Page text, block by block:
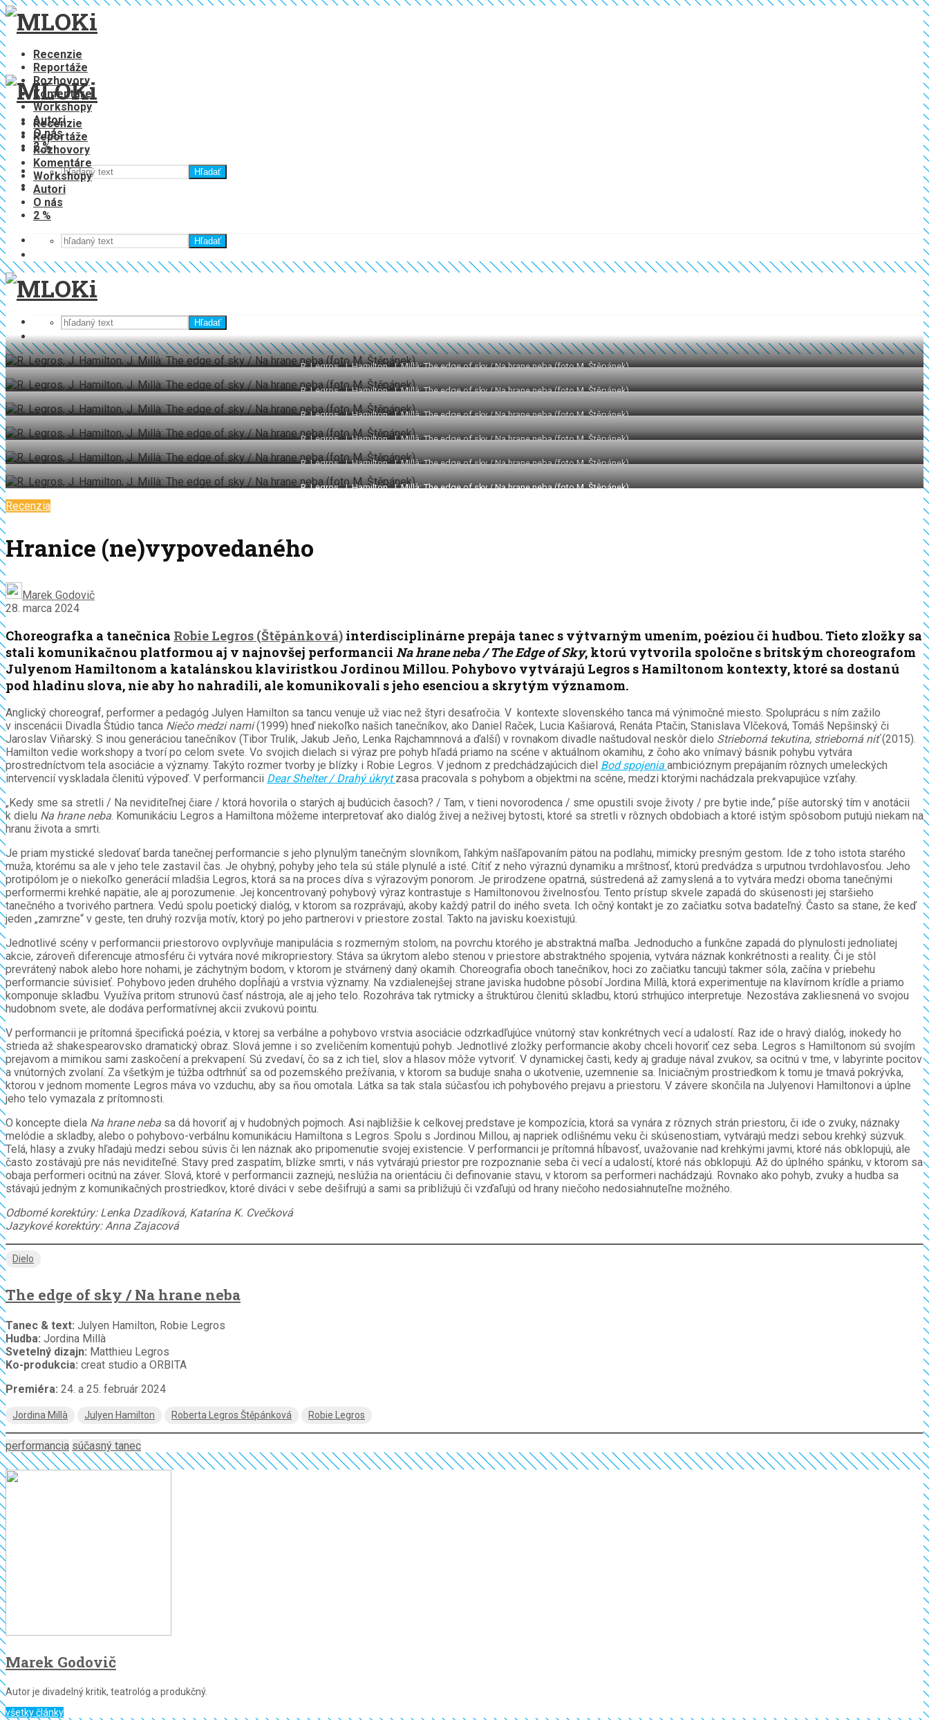
Recenzie
Reportáže
Rozhovory
Komentáre
Workshopy
Autori
O nás
2 %
Hľadať
Recenzie
Reportáže
Rozhovory
Komentáre
Workshopy
Autori
O nás
2 %
Hľadať
Hľadať
R. Legros, J. Hamilton, J. Millà: The edge of sky / Na hrane neba (foto M. Štěpánek)
R. Legros, J. Hamilton, J. Millà: The edge of sky / Na hrane neba (foto M. Štěpánek)
R. Legros, J. Hamilton, J. Millà: The edge of sky / Na hrane neba (foto M. Štěpánek)
R. Legros, J. Hamilton, J. Millà: The edge of sky / Na hrane neba (foto M. Štěpánek)
R. Legros, J. Hamilton, J. Millà: The edge of sky / Na hrane neba (foto M. Štěpánek)
R. Legros, J. Hamilton, J. Millà: The edge of sky / Na hrane neba (foto M. Štěpánek)
Recenzia
Hranice (ne)vypovedaného
Marek Godovič
28. marca 2024
Choreografka a tanečnica Robie Legros (Štěpánková) interdisciplinárne prepája tanec s výtvarným umením, poéziou či hudbou. Tieto zložky sa
stali komunikačnou platformou aj v najnovšej performancii Na hrane neba / The Edge of Sky, ktorú vytvorila spoločne s britským choreografom
Julyenom Hamiltonom a katalánskou klaviristkou Jordinou Millou. Pohybovo vytvárajú Legros s Hamiltonom kontexty, ktoré sa dostanú
pod hladinu slova, nie aby ho nahradili, ale komunikovali s jeho esenciou a skrytým významom.
Anglický choreograf, performer a pedagóg Julyen Hamilton sa tancu venuje už viac než štyri desaťročia. V kontexte slovenského tanca má výnimočné miesto. Spoluprácu s ním zažilo
v inscenácii Divadla Štúdio tanca Niečo medzi nami(1999) hneď niekoľko našich tanečníkov, ako Daniel Raček, Lucia Kašiarová, Renáta Ptačin, Stanislava Vlčeková, Tomáš Nepšinský či
Jaroslav Viňarský. S inou generáciou tanečníkov (Tibor Trulik, Jakub Jeňo, Lenka Rajchamnnová a ďalší) v rovnakom divadle naštudoval neskôr dielo Strieborná tekutina, strieborná niť(2015).
Hamilton vedie workshopy a tvorí po celom svete. Vo svojich dielach si výraz pre pohyb hľadá priamo na scéne v aktuálnom okamihu, z čoho ako vnímavý básnik pohybu vytvára
prostredníctvom tela asociácie a významy. Takýto rozmer tvorby je blízky i Robie Legros. V jednom z predchádzajúcich diel Bod spojenia ambicióznym prepájaním rôznych umeleckých
intervencií vyskladala členitú výpoveď. V performancii Dear Shelter / Drahý úkrytzasa pracovala s pohybom a objektmi na scéne, medzi ktorými nachádzala prekvapujúce vzťahy.
„Kedy sme sa stretli / Na neviditeľnej čiare / ktorá hovorila o starých aj budúcich časoch? / Tam, v tieni novorodenca / sme opustili svoje životy / pre bytie inde,“ píše autorský tím v anotácii
k dielu Na hrane neba. Komunikáciu Legros a Hamiltona môžeme interpretovať ako dialóg živej a neživej bytosti, ktoré sa stretli v rôznych obdobiach a ktoré istým spôsobom putujú niekam na
hranu života a smrti.
Je priam mystické sledovať barda tanečnej performancie s jeho plynulým tanečným slovníkom, ľahkým našľapovaním pätou na podlahu, mimicky presným gestom. Ide z toho istota starého
muža, ktorému sa ale v jeho tele zastavil čas. Je ohybný, pohyby jeho tela sú stále plynulé a isté. Cítiť z neho výraznú dynamiku a mrštnosť, ktorú predvádza s urputnou tvrdohlavosťou. Jeho
protipólom je o niekoľko generácií mladšia Legros, ktorá sa na proces díva s výrazovým ponorom. Je prirodzene opatrná, sústredená až zamyslená a to vytvára medzi oboma tanečnými
performermi krehké napätie, ale aj porozumenie. Jej koncentrovaný pohybový výraz kontrastuje s Hamiltonovou živelnosťou. Tento prístup skvele zapadá do skúsenosti jej staršieho
tanečného a tvorivého partnera. Vedú spolu poetický dialóg, v ktorom sa rozprávajú, akoby každý patril do iného sveta. Ich očný kontakt je zo začiatku sotva badateľný. Často sa stane, že keď
jeden „zamrzne“ v geste, ten druhý rozvíja motív, ktorý po jeho partnerovi v priestore zostal. Takto na javisku koexistujú.
Jednotlivé scény v performancii priestorovo ovplyvňuje manipulácia s rozmerným stolom, na povrchu ktorého je abstraktná maľba. Jednoducho a funkčne zapadá do plynulosti jednoliatej
akcie, zároveň diferencuje atmosféru či vytvára nové mikropriestory. Stáva sa úkrytom alebo stenou v priestore abstraktného spojenia, vytvára náznak konkrétnosti a reality. Či je stôl
prevrátený nabok alebo hore nohami, je záchytným bodom, v ktorom je stvárnený daný okamih. Choreografia oboch tanečníkov, hoci zo začiatku tancujú takmer sóla, začína v priebehu
performancie súvisieť. Pohybovo jeden druhého dopĺňajú a vrstvia významy. Na vzdialenejšej strane javiska hudobne pôsobí Jordina Millà, ktorá experimentuje na klavírnom krídle a priamo
komponuje skladbu. Využíva pritom strunovú časť nástroja, ale aj jeho telo. Rozohráva tak rytmicky a štruktúrou členitú skladbu, ktorú strhujúco interpretuje. Nezostáva zakliesnená vo svojou
hudobnom svete, ale dodáva performatívnej akcii zvukovú pointu.
V performancii je prítomná špecifická poézia, v ktorej sa verbálne a pohybovo vrstvia asociácie odzrkadľujúce vnútorný stav konkrétnych vecí a udalostí. Raz ide o hravý dialóg, inokedy ho
strieda až shakespearovsko dramatický obraz. Slová jemne i so zveličením komentujú pohyb. Jednotlivé zložky performancie akoby chceli hovoriť cez seba. Legros s Hamiltonom sú svojím
prejavom a mimikou sami zaskočení a prekvapení. Sú zvedaví, čo sa z ich tiel, slov a hlasov môže vytvoriť. V dynamickej časti, kedy aj graduje nával zvukov, sa ocitnú v tme, v labyrinte pocitov
a vnútorných zvolaní. Za všetkým je túžba odtrhnúť sa od pozemského prežívania, v ktorom sa buduje snaha o ukotvenie, uzemnenie sa. Iniciačným prostriedkom k tomu je tmavá pokrývka,
ktorou v jednom momente Legros máva vo vzduchu, aby sa ňou omotala. Látka sa tak stala súčasťou ich pohybového prejavu a priestoru. V závere skončila na Julyenovi Hamiltonovi a úplne
jeho telo vymazala z prítomnosti.
O koncepte diela Na hrane neba sa dá hovoriť aj v hudobných pojmoch. Asi najbližšie k celkovej predstave je kompozícia, ktorá sa vynára z rôznych strán priestoru, či ide o zvuky, náznaky
melódie a skladby, alebo o pohybovo-verbálnu komunikáciu Hamiltona s Legros. Spolu s Jordinou Millou, aj napriek odlišnému veku či skúsenostiam, vytvárajú medzi sebou krehký súzvuk.
Telá, hlasy a zvuky hľadajú medzi sebou súvis či len náznak ako pripomenutie svojej existencie. V performancii je prítomná hĺbavosť, uvažovanie nad krehkými javmi, ktoré nás obklopujú, ale
často zostávajú pre nás neviditeľné. Stavy pred zaspatím, blízke smrti, v nás vytvárajú priestor pre rozpoznanie seba či vecí a udalostí, ktoré nás obklopujú. Až do úplného spánku, v ktorom sa
obaja performeri ocitnú na záver. Slová, ktoré v performancii zaznejú, neslúžia na orientáciu či definovanie stavu, v ktorom sa performeri nachádzajú. Rovnako ako pohyb, zvuky a hudba sa
stávajú jedným z komunikačných prostriedkov, ktoré diváci v sebe dešifrujú a sami sa približujú či vzďaľujú od hrany niečoho nedosiahnuteľne možného.
Odborné korektúry: Lenka Dzadíková, Katarína K. Cvečková
Jazykové korektúry: Anna Zajacová
Dielo
The edge of sky / Na hrane neba
Tanec & text: Julyen Hamilton, Robie Legros
Hudba: Jordina Millà
Svetelný dizajn: Matthieu Legros
Ko-produkcia: creat studio a ORBITA
Premiéra: 24. a 25. február 2024
Jordina Millà Julyen Hamilton Roberta Legros Štěpánková Robie Legros
performancia súčasný tanec
Marek Godovič
Autor je divadelný kritik, teatrológ a produkčný.
všetky články